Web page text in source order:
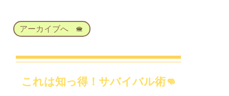
アーカイブへ
これは知っ得！サバイバル術👊